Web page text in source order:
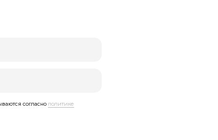
согласно политике